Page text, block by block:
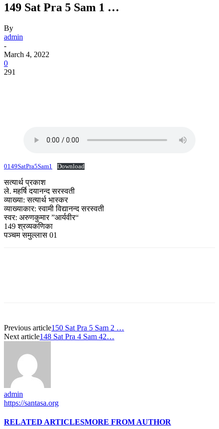
149 Sat Pra 5 Sam 1 …
By
admin
-
March 4, 2022
0
291
0149SatPra5Sam1 Download
सत्यार्थ प्रकाश
ले. महर्षि दयानन्द सरस्वती
व्याख्या: सत्यार्थ भास्कर
व्याख्याकार: स्वामी विद्यानन्द सरस्वती
स्वर: अरुणकुमार ”आर्यवीर“
149 श्रव्यकणिका
पञ्चम समुल्लास 01
Previous article150 Sat Pra 5 Sam 2 …
Next article148 Sat Pra 4 Sam 42…
admin
https://santasa.org
RELATED ARTICLESMORE FROM AUTHOR